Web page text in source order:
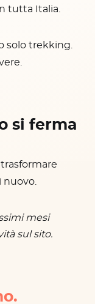
tutta Italia.
solo trekking.
si ferma
mesi
sul sito.